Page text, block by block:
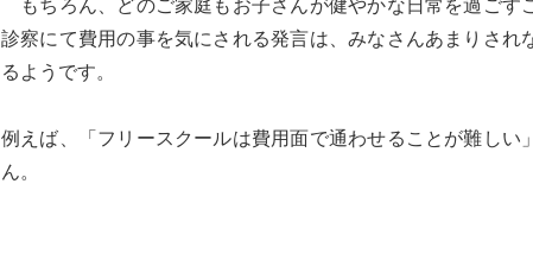
もちろん、どのご家庭もお子さんが健やかな日常を過ごす
診察にて費用の事を気にされる発言は、みなさんあまりされ
るようです。
例えば、「フリースクールは費用面で通わせることが難しい
ん。